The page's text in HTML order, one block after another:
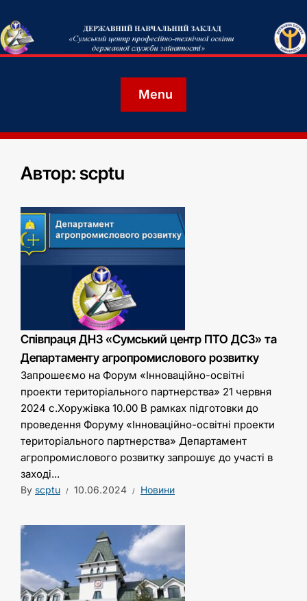
Menu
Автор:scptu
Співпраця ДНЗ «Сумський центр ПТО ДСЗ» та
Департаменту агропромислового розвитку
Запрошеємо на Форум «Інноваційно-освітні
проекти територіального партнерства» 21 червня
2024 с.Хоружівка 10.00 В рамках підготовки до
проведення Форуму «Інноваційно-освітні проекти
територіального партнерства» Департамент
агропромислового розвитку запрошує до участі в
заході...
By scptu 10.06.2024 Новини